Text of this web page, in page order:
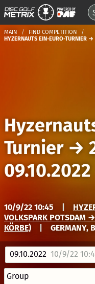
MAIN
FIND COMPETITION
HYZERNAUTS EIN-EURO-TURNIER
Turnier→
09.10.2022
10/9/22 10:45
VOLKSPARK POTSDAM
KÖRBE)
GERMANY,
09.10.2022 10/9/22